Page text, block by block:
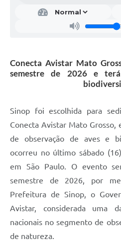
Conecta Avistar Mato
semestre de 2026 e
Sinop foi escolhida para
Conecta Avistar Mato
de observação de aves e
ocorreu no último sábado
em São Paulo. O evento
semestre de 2026, por
Prefeitura de Sinop, o
Avistar, considerada uma
nacionais no segmento de
de natureza.